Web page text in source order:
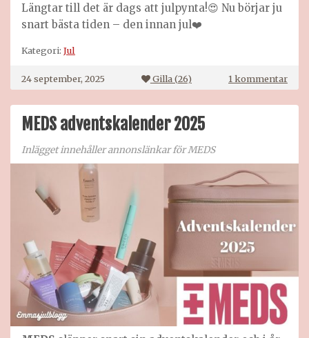
Längtar till det är dags att julpynta!😍 Nu börjar ju
snart bästa tiden – den innan jul❤️
Kategori: Jul
24 september, 2025 Gilla (26) 1 kommentartill
24
MEDS adventskalender 2025
Inlägget innehåller annonslänkar för MEDS